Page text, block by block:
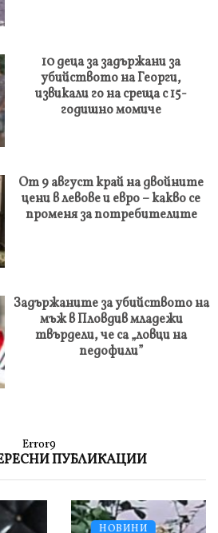
10 деца за задържани за
убийството на Георги,
извикали го на среща с 15-
годишно момиче
От 9 август край на двойните
цени в левове и евро – какво се
променя за потребителите
Задържаните за убийството на
мъж в Пловдив младежи
твърдели, че са „ловци на
педофили”
Error9
ПУБЛИКАЦИИ